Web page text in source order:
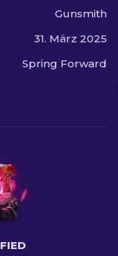
Gunsmith
31. März 2025
Spring Forward